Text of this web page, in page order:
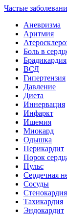
Частые
Аневризма
Аритмия
Боль в
Брадикардия
ВСД
Гипертензия
Давление
Диета
Иннервация
Инфаркт
Ишемия
Миокард
Одышка
Перикардит
Порок
Пульс
Сердечная
Сосуды
Стенокардия
Тахикардия
Эндокардит